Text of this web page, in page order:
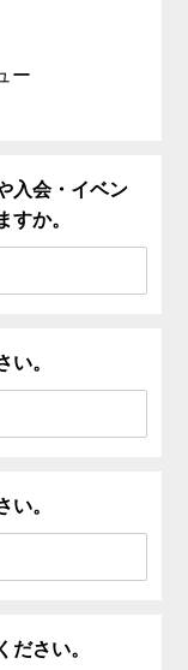
ー
入会・イベン
すか。
い。
い。
ださい。